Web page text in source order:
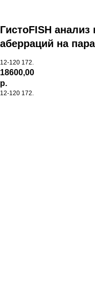
ГистоFISH
аберраций на
12-120 172.
18600,00
р.
12-120 172.